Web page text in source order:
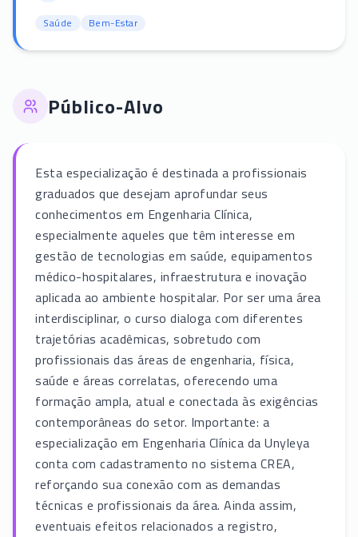
Saúde Bem-Estar
Público-Alvo
Esta especialização é destinada a profissionais
graduados que desejam aprofundar seus
conhecimentos em Engenharia Clínica,
especialmente aqueles que têm interesse em
gestão de tecnologias em saúde, equipamentos
médico-hospitalares, infraestrutura e inovação
aplicada ao ambiente hospitalar. Por ser uma área
interdisciplinar, o curso dialoga com diferentes
trajetórias acadêmicas, sobretudo com
profissionais das áreas de engenharia, física,
saúde e áreas correlatas, oferecendo uma
formação ampla, atual e conectada às exigências
contemporâneas do setor. Importante: a
especialização em Engenharia Clínica da Unyleya
conta com cadastramento no sistema CREA,
reforçando sua conexão com as demandas
técnicas e profissionais da área. Ainda assim,
eventuais efeitos relacionados a registro,